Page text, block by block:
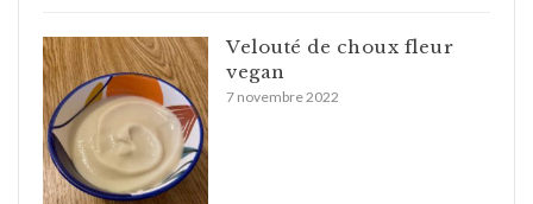
Velouté de choux fleur
vegan
7 novembre 2022